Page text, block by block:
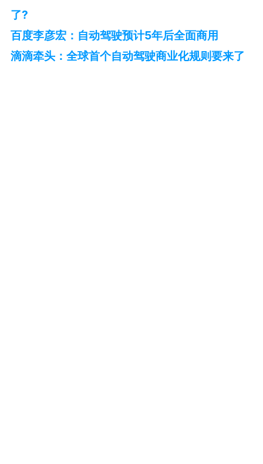
了?
百度李彦宏：自动驾驶预计5年后全面商用
滴滴牵头：全球首个自动驾驶商业化规则要来了